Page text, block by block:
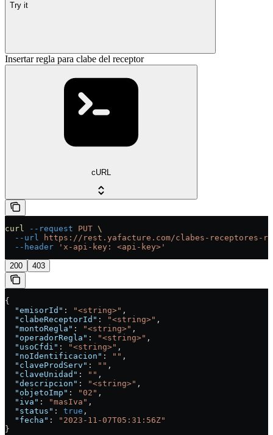
Try it
Insertar regla para clabe del receptor
cURL
curl --request PUT \
  --url
https://rest.yafacture.com/clabes-receptores-
  --header
'x-api-key: <api-key>'
200 403
{
  "emisorId"
: "<string>" ,
  "clabeReceptorId"
: "<string>" ,
  "montoRegla"
: "<string>" ,
  "operadorRegla"
: "<string>" ,
  "usoCfdi"
: "<string>" ,
  "noIdentificacion"
: "" ,
  "claveProdServ"
: "" ,
  "claveUnidad"
: "" ,
  "descripcion"
: "<string>" ,
  "objetoImp"
: "02" ,
  "iva"
: "masIva" ,
  "status"
: true ,
  "fecha"
:
"2023-11-07T05:31:56Z"
}